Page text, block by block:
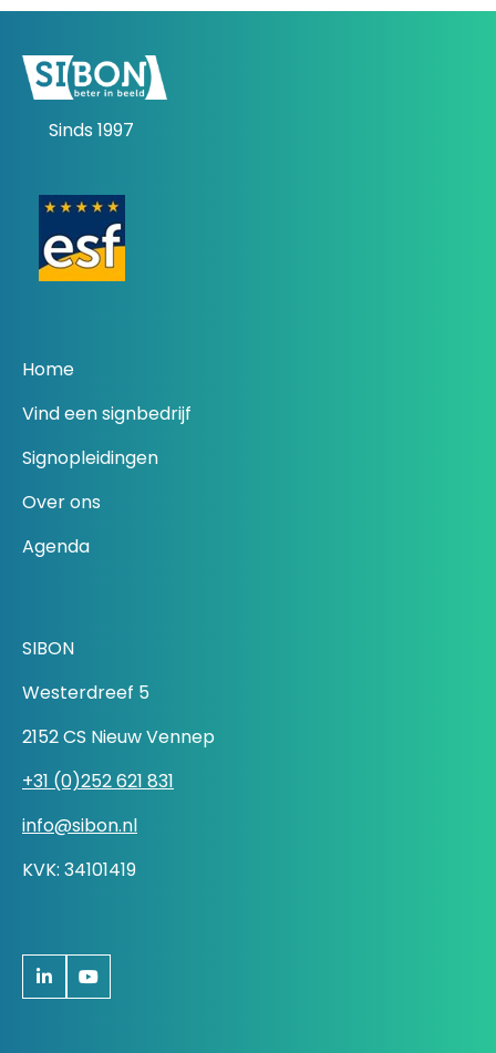
Sinds 1997
Home
Vind een signbedrijf
Signopleidingen
Over ons
Agenda
SIBON
Westerdreef 5
2152 CS Nieuw Vennep
+31 (0)252 621 831
info@sibon.nl
KVK: 34101419